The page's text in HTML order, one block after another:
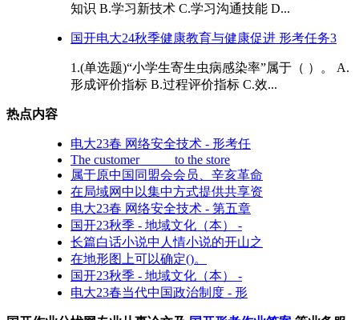
知识 B.学习新技术 C.学习沟通技能 D...
国开电大24秋季健康教育与健康促进 形考任务3
1.(单选题)“小学生寄生虫病感染率”属于（ ）。 A.
形成评价指标 B.过程评价指标 C.效...
热点内容
电大23春 网络安全技术 - 形考任
The customer _____to the store
属于原中国同盟会会员、辛亥革命
在局域网中以集中方式提供共享资
电大23春 网络安全技术 - 第五章
国开23秋季 - 地域文化（本） -
长篇白话小说中人情小说的开山之
在地形图上可以确定()。
国开23秋季 - 地域文化（本） -
电大23春当代中国政治制度 - 形